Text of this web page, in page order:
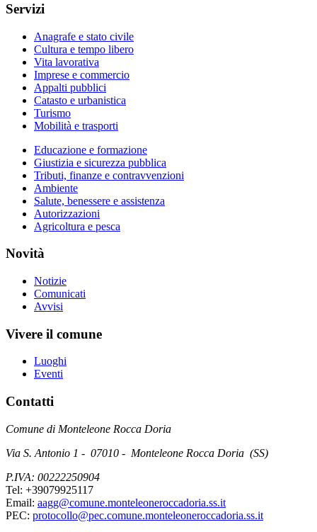
Servizi
Anagrafe e stato civile
Cultura e tempo libero
Vita lavorativa
Imprese e commercio
Appalti pubblici
Catasto e urbanistica
Turismo
Mobilità e trasporti
Educazione e formazione
Giustizia e sicurezza pubblica
Tributi, finanze e contravvenzioni
Ambiente
Salute, benessere e assistenza
Autorizzazioni
Agricoltura e pesca
Novità
Notizie
Comunicati
Avvisi
Vivere il comune
Luoghi
Eventi
Contatti
Comune di Monteleone Rocca Doria
Via S. Antonio 1 - 07010 - Monteleone Rocca Doria (SS)
P.IVA: 00222250904
Tel: +39079925117
Email: aagg@comune.monteleoneroccadoria.ss.it
PEC: protocollo@pec.comune.monteleoneroccadoria.ss.it